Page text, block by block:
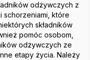
odżywczych z
schorzeniami, które
składników
pomóc osobom,
odżywczych ze
etapy życia. Należy